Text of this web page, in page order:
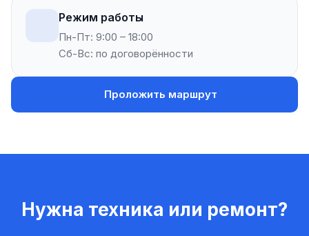
Режим работы
Пн-Пт: 9:00 – 18:00
Сб-Вс: по договорённости
Проложить маршрут
Нужна техника или ремонт?